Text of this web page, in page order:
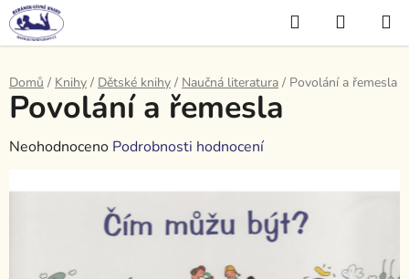
Přejít
na
obsah
Hledat
KOŠÍK
Domů / Knihy / Dětské knihy / Naučná literatura / Povolání a řemesla
Povolání a řemesla
Průměrné
produktu
Neohodnoceno Podrobnosti hodnocení